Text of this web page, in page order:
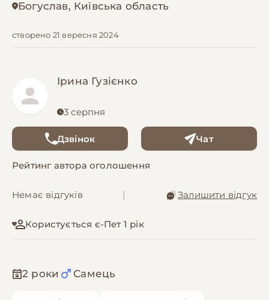
Богуслав, Київська область
створено 21 вересня 2024
Ірина Гузієнко
3 серпня
Дзвінок Чат
Рейтинг автора оголошення
Немає відгуків Залишити відгук
Користується є-Пет 1 рік
2 роки Самець